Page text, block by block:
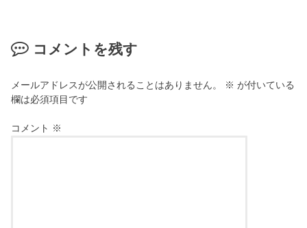
コメントを残す
メールアドレスが公開されることはありません。 ※ が付いている
欄は必須項目です
コメント ※